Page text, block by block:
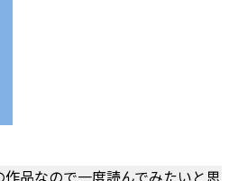
品なので一度読んでみたいと思